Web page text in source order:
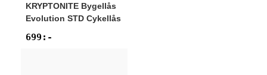
KRYPTONITE Bygellås
Evolution STD Cykellås
699 :-